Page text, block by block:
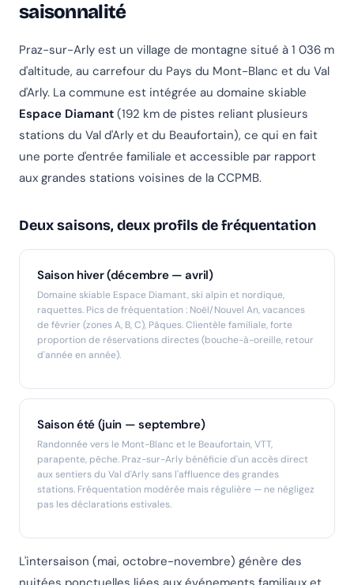
saisonnalité
Praz-sur-Arly est un village de montagne situé à 1 036 m
d'altitude, au carrefour du Pays du Mont-Blanc et du Val
d'Arly. La commune est intégrée au domaine skiable
Espace Diamant (192 km de pistes reliant plusieurs
stations du Val d'Arly et du Beaufortain), ce qui en fait
une porte d'entrée familiale et accessible par rapport
aux grandes stations voisines de la CCPMB.
Deux saisons, deux profils de fréquentation
Saison hiver (décembre — avril)
Domaine skiable Espace Diamant, ski alpin et nordique,
raquettes. Pics de fréquentation : Noël/Nouvel An, vacances
de février (zones A, B, C), Pâques. Clientèle familiale, forte
proportion de réservations directes (bouche-à-oreille, retour
d'année en année).
Saison été (juin — septembre)
Randonnée vers le Mont-Blanc et le Beaufortain, VTT,
parapente, pêche. Praz-sur-Arly bénéficie d'un accès direct
aux sentiers du Val d'Arly sans l'affluence des grandes
stations. Fréquentation modérée mais régulière — ne négligez
pas les déclarations estivales.
L'intersaison (mai, octobre-novembre) génère des